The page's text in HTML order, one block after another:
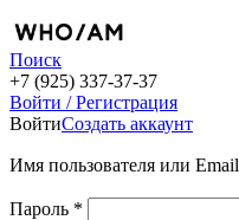
Поиск
+7 (925) 337-37-37
Войти / Регистрация
ВойтиСоздать аккаунт
Имя пользователя или Email
Пароль *